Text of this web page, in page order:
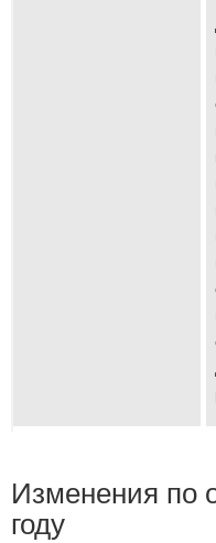
Изменения по
году